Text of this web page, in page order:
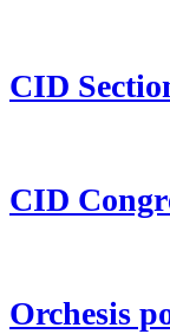
CID
CID
Orchesis